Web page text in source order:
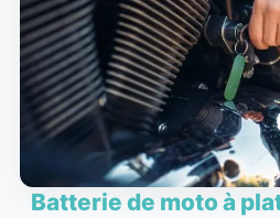
Batterie de moto à